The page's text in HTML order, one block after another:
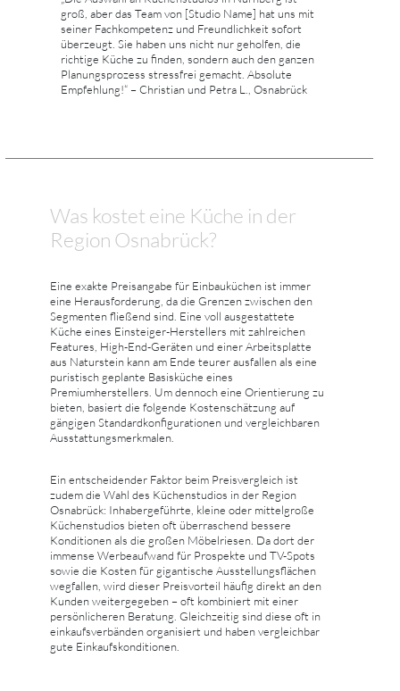
groß, aber das Team von [Studio Name] hat uns mit
seiner Fachkompetenz und Freundlichkeit sofort
überzeugt. Sie haben uns nicht nur geholfen, die
richtige Küche zu finden, sondern auch den ganzen
Planungsprozess stressfrei gemacht. Absolute
Empfehlung!“ – Christian und Petra L., Osnabrück
Was kostet eine Küche in der
Region Osnabrück?
Eine exakte Preisangabe für Einbauküchen ist immer
eine Herausforderung, da die Grenzen zwischen den
Segmenten fließend sind. Eine voll ausgestattete
Küche eines Einsteiger-Herstellers mit zahlreichen
Features, High-End-Geräten und einer Arbeitsplatte
aus Naturstein kann am Ende teurer ausfallen als eine
puristisch geplante Basisküche eines
Premiumherstellers. Um dennoch eine Orientierung zu
bieten, basiert die folgende Kostenschätzung auf
gängigen Standardkonfigurationen und vergleichbaren
Ausstattungsmerkmalen.
Ein entscheidender Faktor beim Preisvergleich ist
zudem die Wahl des Küchenstudios in der Region
Osnabrück: Inhabergeführte, kleine oder mittelgroße
Küchenstudios bieten oft überraschend bessere
Konditionen als die großen Möbelriesen. Da dort der
immense Werbeaufwand für Prospekte und TV-Spots
sowie die Kosten für gigantische Ausstellungsflächen
wegfallen, wird dieser Preisvorteil häufig direkt an den
Kunden weitergegeben – oft kombiniert mit einer
persönlicheren Beratung. Gleichzeitig sind diese oft in
einkaufsverbänden organisiert und haben vergleichbar
gute Einkaufskonditionen.